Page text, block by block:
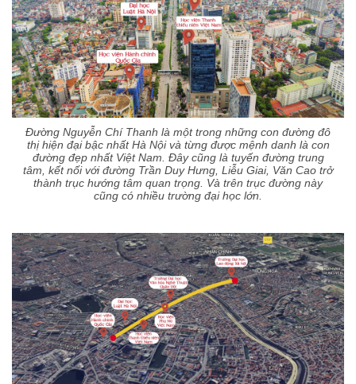
Đường Nguyễn Chí Thanh là một trong những con đường đô
thị hiện đại bậc nhất Hà Nội và từng được mệnh danh là con
đường đẹp nhất Việt Nam. Đây cũng là tuyến đường trung
tâm, kết nối với đường Trần Duy Hưng, Liễu Giai, Văn Cao trở
thành trục hướng tâm quan trọng. Và trên trục đường này
cũng có nhiều trường đại học lớn.